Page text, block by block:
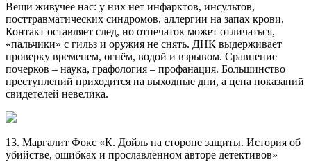
Вещи живучее нас: у них нет инфарктов, инсультов,
посттравматических синдромов, аллергии на запах крови.
Контакт оставляет след, но отпечаток может отличаться,
«пальчики» с гильз и оружия не снять. ДНК выдерживает
проверку временем, огнём, водой и взрывом. Сравнение
почерков – наука, графология – профанация. Большинство
преступлений приходится на выходные дни, а цена показаний
свидетелей невелика.
13. Маргалит Фокс «К. Дойль на стороне защиты. История об
убийстве, ошибках и прославленном авторе детективов»